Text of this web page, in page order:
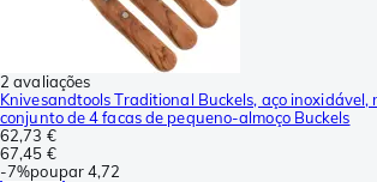
2 avaliações
Knivesandtools Traditional Buckels, aço inoxidável,
conjunto de 4 facas de pequeno-almoço Buckels
62,73 €
67,45 €
-7%poupar4,72